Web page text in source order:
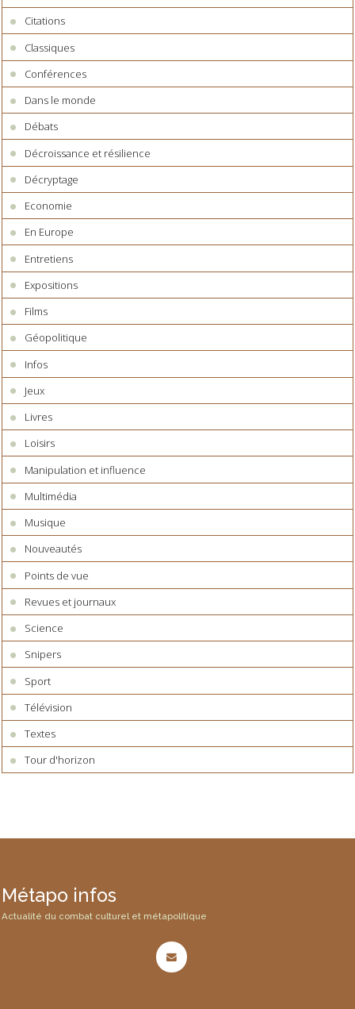
Citations
Classiques
Conférences
Dans le monde
Débats
Décroissance et résilience
Décryptage
Economie
En Europe
Entretiens
Expositions
Films
Géopolitique
Infos
Jeux
Livres
Loisirs
Manipulation et influence
Multimédia
Musique
Nouveautés
Points de vue
Revues et journaux
Science
Snipers
Sport
Télévision
Textes
Tour d'horizon
Métapo infos
Actualité du combat culturel et métapolitique